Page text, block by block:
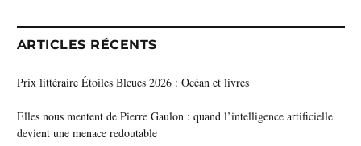
ARTICLES RÉCENTS
Prix littéraire Étoiles Bleues 2026 : Océan et livres
Elles nous mentent de Pierre Gaulon : quand l’intelligence artificielle
devient une menace redoutable